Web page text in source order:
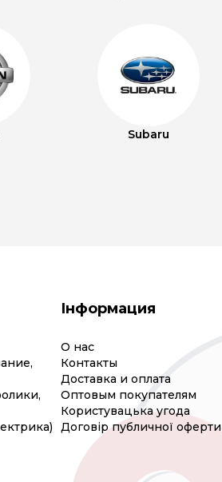
Subaru
Інформация
О нас
Контакты
Доставка и оплата
Оптовым покупателям
Користувацька угода
Договір публичної оферти